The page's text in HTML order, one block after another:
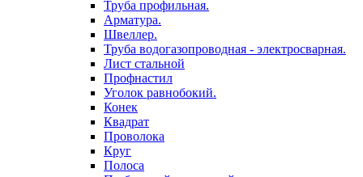
Труба профильная.
Арматура.
Швеллер.
Труба водогазопроводная - электросварная.
Лист стальной
Профнастил
Уголок равнобокий.
Конек
Квадрат
Проволока
Круг
Полоса